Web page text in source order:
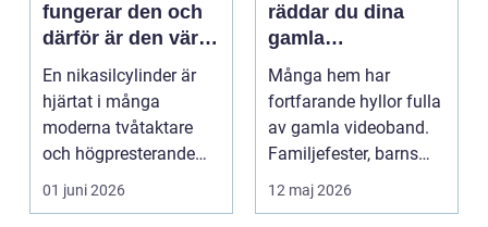
fungerar den och
därför är den värd
att rädda
En nikasilcylinder är
hjärtat i många
moderna tvåtaktare
och högpresterande
fyrtaktsmotorer. När
bel...
01 juni 2026
räddar du dina
gamla
videominnen
Många hem har
fortfarande hyllor fulla
av gamla videoband.
Familjefester, barns
första steg, resor o...
12 maj 2026